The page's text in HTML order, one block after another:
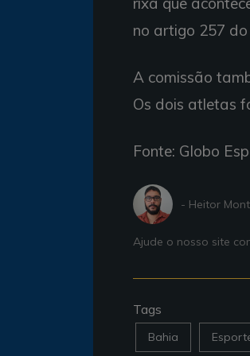
no artigo 257 do
A comissão
Os dois atletas
Fonte: Globo
- Heitor
Ajude o nosso site
Tags
Bahia